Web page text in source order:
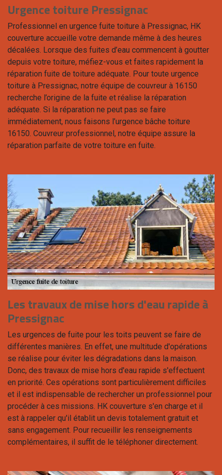
Urgence toiture Pressignac
Professionnel en urgence fuite toiture à Pressignac, HK
couverture accueille votre demande même à des heures
décalées. Lorsque des fuites d’eau commencent à goutter
depuis votre toiture, méfiez-vous et faites rapidement la
réparation fuite de toiture adéquate. Pour toute urgence
toiture à Pressignac, notre équipe de couvreur à 16150
recherche l’origine de la fuite et réalise la réparation
adéquate. Si la réparation ne peut pas se faire
immédiatement, nous faisons l’urgence bâche toiture
16150. Couvreur professionnel, notre équipe assure la
réparation parfaite de votre toiture en fuite.
Les travaux de mise hors d'eau rapide à
Pressignac
Les urgences de fuite pour les toits peuvent se faire de
différentes manières. En effet, une multitude d'opérations
se réalise pour éviter les dégradations dans la maison.
Donc, des travaux de mise hors d'eau rapide s'effectuent
en priorité. Ces opérations sont particulièrement difficiles
et il est indispensable de rechercher un professionnel pour
procéder à ces missions. HK couverture s'en charge et il
est à rappeler qu'il établit un devis totalement gratuit et
sans engagement. Pour recueillir les renseignements
complémentaires, il suffit de le téléphoner directement.